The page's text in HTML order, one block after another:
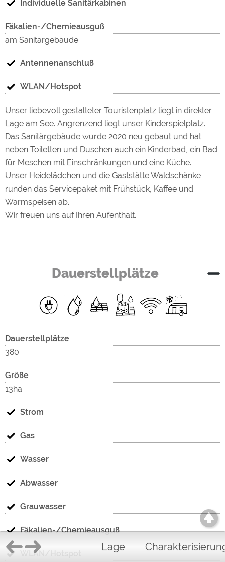
Lage
Individuelle Sanitärkabinen
Fäkalien-/Chemieausguß
am Sanitärgebäude
Antennenanschluß
WLAN/Hotspot
Unser liebevoll gestalteter Touristenplatz liegt in direkter
Lage am See. Angrenzend liegt unser Kinderspielplatz.
Das Sanitärgebäude wurde 2020 neu gebaut und hat
neben Toiletten und Duschen auch ein Kinderbad, ein Bad
für Meschen mit Einschränkungen und eine Küche.
Unser Heidelädchen und die Gaststätte Waldschänke
runden das Servicepaket mit Frühstück, Kaffee und
Warmspeisen ab.
Wir freuen uns auf Ihren Aufenthalt.
Dauerstellplätze
Dauerstellplätze
380
Größe
13ha
Strom
Gas
Wasser
Abwasser
Grauwasser
Fäkalien-/Chemieausguß
WLAN/Hotspot